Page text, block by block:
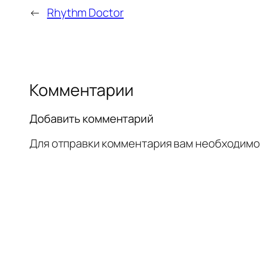
← Rhythm Doctor
Комментарии
Добавить комментарий
Для отправки комментария вам необходимо